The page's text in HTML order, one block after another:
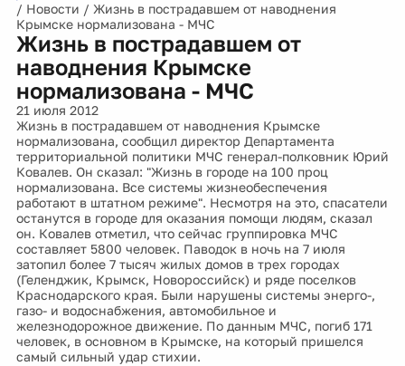
/ Новости / Жизнь в пострадавшем от наводнения
Крымске нормализована - МЧС
Жизнь в пострадавшем от
наводнения Крымске
нормализована - МЧС
21 июля 2012
Жизнь в пострадавшем от наводнения Крымске
нормализована, сообщил директор Департамента
территориальной политики МЧС генерал-полковник Юрий
Ковалев. Он сказал: "Жизнь в городе на 100 проц
нормализована. Все системы жизнеобеспечения
работают в штатном режиме". Несмотря на это, спасатели
останутся в городе для оказания помощи людям, сказал
он. Ковалев отметил, что сейчас группировка МЧС
составляет 5800 человек. Паводок в ночь на 7 июля
затопил более 7 тысяч жилых домов в трех городах
(Геленджик, Крымск, Новороссийск) и ряде поселков
Краснодарского края. Были нарушены системы энерго-,
газо- и водоснабжения, автомобильное и
железнодорожное движение. По данным МЧС, погиб 171
человек, в основном в Крымске, на который пришелся
самый сильный удар стихии.